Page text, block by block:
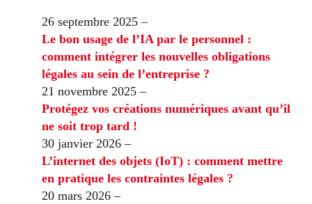
26 septembre 2025 –
Le bon usage de l’IA par le personnel :
comment intégrer les nouvelles obligations
légales au sein de l’entreprise ?
21 novembre 2025 –
Protégez vos créations numériques avant qu’il
ne soit trop tard !
30 janvier 2026 –
L’internet des objets (IoT) : comment mettre
en pratique les contraintes légales ?
20 mars 2026 –